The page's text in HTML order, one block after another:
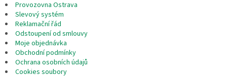
Provozovna Ostrava
Slevový systém
Reklamační řád
Odstoupení od smlouvy
Moje objednávka
Obchodní podmínky
Ochrana osobních údajů
Cookies soubory